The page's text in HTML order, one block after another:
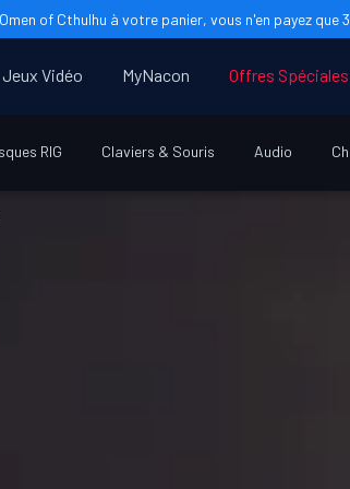
of Cthulhu à votre panier, vous n'en payez que
RIG Claviers & Souris Audio
Jeux Vidéo MyNacon Offres Spéciales